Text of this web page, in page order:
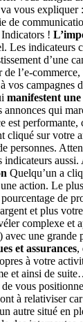
vous expliquer
de
!
Les
d’une
de l’e-
vos campagnes
manifestent
annonces qui
est
cliqué sur
personnes.
indicateurs
Quelqu’un a
action. Le
de
et plus
complexe et
une grande
et assurances,
à votre
et ainsi de
vous
à relativiser
autre situé en